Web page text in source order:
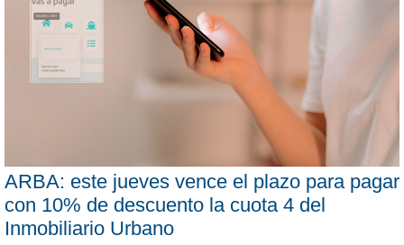
ARBA: este jueves vence el plazo para pagar
con 10% de descuento la cuota 4 del
Inmobiliario Urbano